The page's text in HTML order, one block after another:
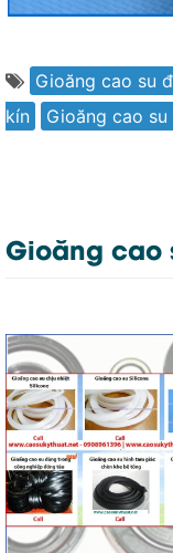
Gioăng cao su
kín
Gioăng cao
Gioăng cao